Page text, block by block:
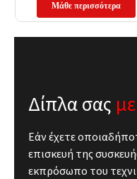
Μάθε περισσότερα
Δίπλα σας
Εάν έχετε
επισκευή της
εκπρόσωπο του